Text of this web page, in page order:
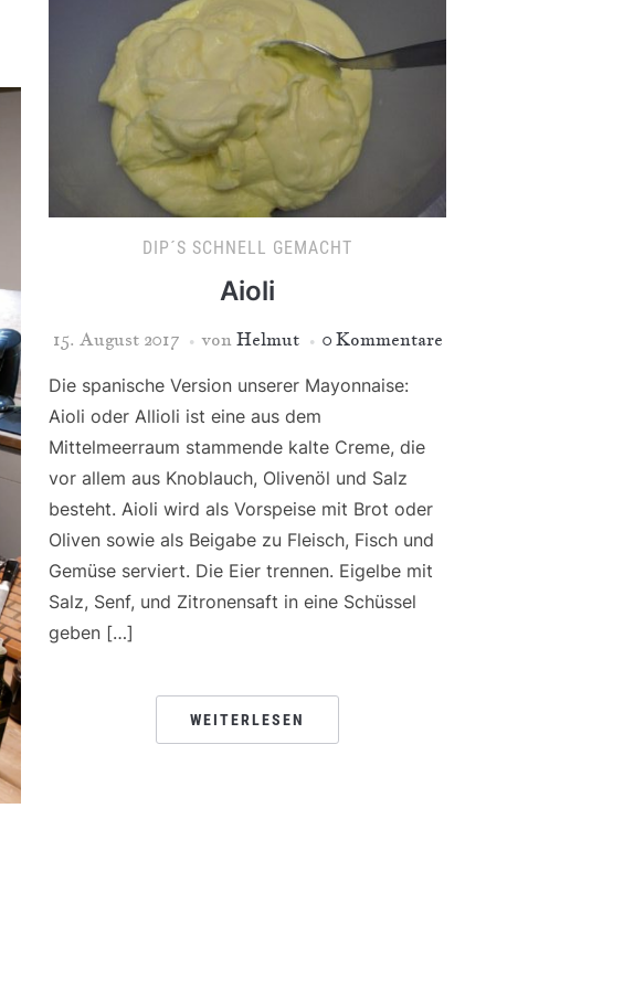
DIP´S SCHNELL GEMACHT
Aioli
15. August 2017 von Helmut 0 Kommentare
Die spanische Version unserer Mayonnaise:
Aioli oder Allioli ist eine aus dem
Mittelmeerraum stammende kalte Creme, die
vor allem aus Knoblauch, Olivenöl und Salz
besteht. Aioli wird als Vorspeise mit Brot oder
Oliven sowie als Beigabe zu Fleisch, Fisch und
Gemüse serviert. Die Eier trennen. Eigelbe mit
Salz, Senf, und Zitronensaft in eine Schüssel
geben […]
WEITERLESEN